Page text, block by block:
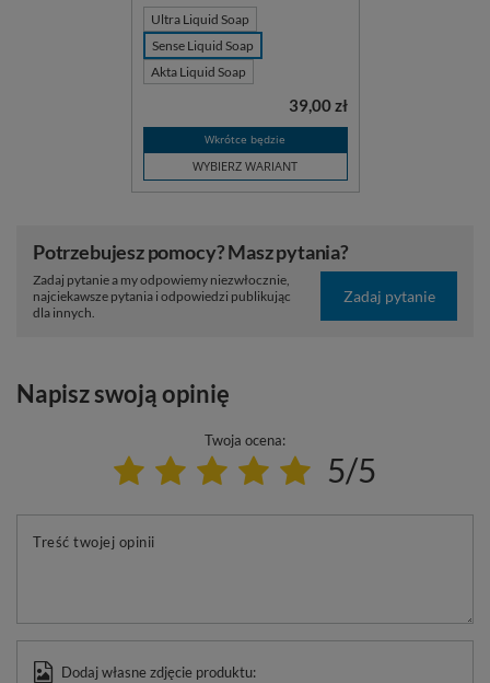
Ultra Liquid Soap
Sense Liquid Soap
Akta Liquid Soap
Wkrótce będzie
WYBIERZ WARIANT
39,00 zł
Potrzebujesz pomocy? Masz pytania?
Zadaj pytanie a my odpowiemy niezwłocznie,
najciekawsze pytania i odpowiedzi publikując
dla innych.
Zadaj pytanie
Napisz swoją opinię
Twoja ocena:
5/5
Treść twojej opinii
Dodaj własne zdjęcie produktu: